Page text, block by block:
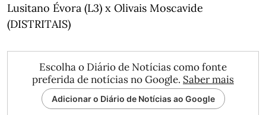
Lusitano Évora (L3) x Olivais Moscavide
(DISTRITAIS)
Escolha o Diário de Notícias como fonte
preferida de notícias no Google. Saber mais
Adicionar o Diário de Notícias ao Google